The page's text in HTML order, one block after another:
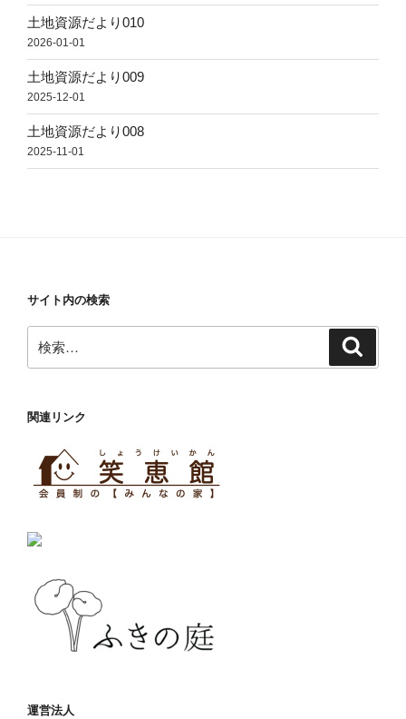
土地資源だより010
2026-01-01
土地資源だより009
2025-12-01
土地資源だより008
2025-11-01
サイト内の検索
索:
関連リンク
運営法人